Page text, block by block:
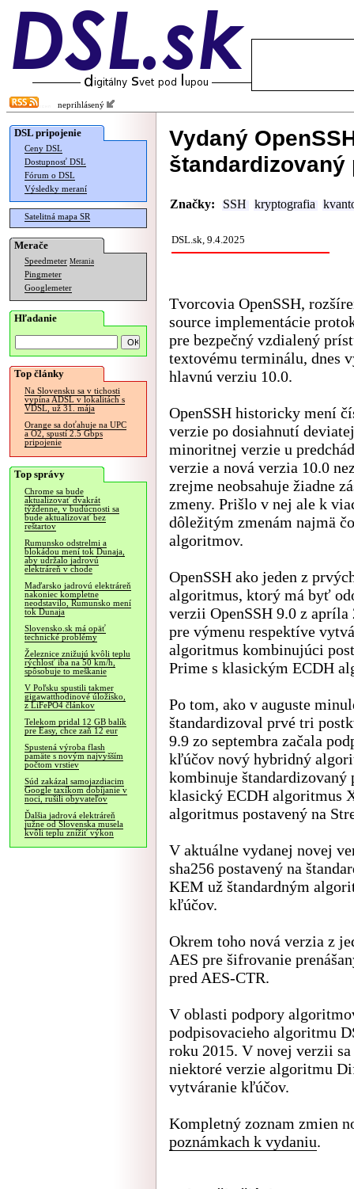
neprihlásený
DSL pripojenie
Ceny DSL
Dostupnosť DSL
Fórum o DSL
Výsledky meraní
Satelitná mapa SR
Merače
Speedmeter Merania
Pingmeter
Googlemeter
Hľadanie
Top články
Na Slovensku sa v tichosti
vypína ADSL v lokalitách s
VDSL, už 31. mája
Orange sa doťahuje na UPC
a O2, spustí 2.5 Gbps
pripojenie
Top správy
Chrome sa bude
aktualizovať dvakrát
týždenne, v budúcnosti sa
bude aktualizovať bez
reštartov
Rumunsko odstrelmi a
blokádou mení tok Dunaja,
aby udržalo jadrovú
elektráreň v chode
Maďarsko jadrovú elektráreň
nakoniec kompletne
neodstavilo, Rumunsko mení
tok Dunaja
Slovensko.sk má opäť
technické problémy
Železnice znižujú kvôli teplu
rýchlosť iba na 50 km/h,
spôsobuje to meškanie
V Poľsku spustili takmer
gigawatthodinové úložisko,
z LiFePO4 článkov
Telekom pridal 12 GB balík
pre Easy, chce zaň 12 eur
Spustená výroba flash
pamäte s novým najvyšším
počtom vrstiev
Súd zakázal samojazdiacim
Google taxíkom dobíjanie v
noci, rušili obyvateľov
Ďalšia jadrová elektráreň
južne od Slovenska musela
kvôli teplu znížiť výkon
Vydaný
Značky: SSH kryptografia
DSL.sk, 9.4.2025
Tvorcovia OpenSSH,
source implementácie
pre bezpečný vzdialený
textovému terminálu, dnes
hlavnú verziu 10.0.
OpenSSH historicky mení
verzie po dosiahnutí deviatej
minoritnej verzie u
verzie a nová verzia 10.0
zrejme neobsahuje žiadne
zmeny. Prišlo v nej ale k
dôležitým zmenám najmä
algoritmov.
OpenSSH ako jeden z
algoritmus, ktorý má byť
verzii OpenSSH 9.0 z
pre výmenu respektíve
algoritmus kombinujúci
Prime s klasickým ECDH
Po tom, ako v auguste
štandardizoval prvé tri
9.9 zo septembra začala
kľúčov nový hybridný
kombinuje
klasický ECDH algoritmus
algoritmus postavený na
V aktuálne vydanej novej
sha256 postavený na
KEM už štandardným
kľúčov.
Okrem toho nová verzia z
AES pre šifrovanie
pred AES-CTR.
V oblasti podpory
podpisovacieho algoritmu
roku 2015. V novej verzii
niektoré verzie algoritmu
vytváranie kľúčov.
Kompletný zoznam zmien
poznámkach k vydaniu.